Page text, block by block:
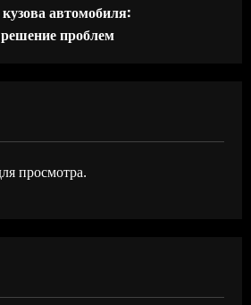
автомобиля:
проблем
просмотра.